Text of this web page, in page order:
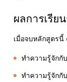
ผลการเรียน
เมื่อจบหลักสูตร
ทำความรู้จักกั
ทำความรู้จักกั